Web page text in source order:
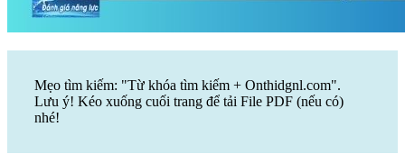
Mẹo tìm kiếm: "Từ khóa tìm kiếm + Onthidgnl.com".
Lưu ý! Kéo xuống cuối trang để tải File PDF (nếu có)
nhé!